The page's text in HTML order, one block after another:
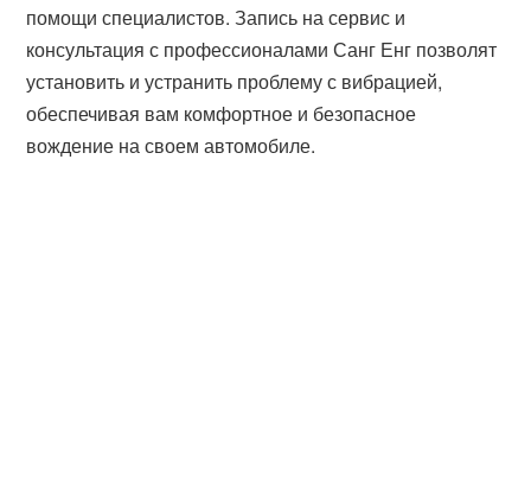
помощи специалистов. Запись на сервис и
консультация с профессионалами Санг Енг позволят
установить и устранить проблему с вибрацией,
обеспечивая вам комфортное и безопасное
вождение на своем автомобиле.